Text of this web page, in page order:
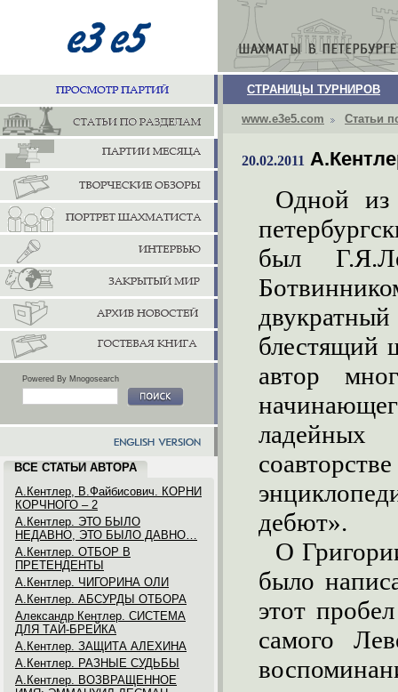
Powered By Mnogosearch
ВСЕ СТАТЬИ АВТОРА
А.Кентлер, В.Файбисович. КОРНИ
КОРЧНОГО – 2
А.Кентлер. ЭТО БЫЛО
НЕДАВНО, ЭТО БЫЛО ДАВНО…
А.Кентлер. ОТБОР В
ПРЕТЕНДЕНТЫ
А.Кентлер. ЧИГОРИНА ОЛИ
А.Кентлер. АБСУРДЫ ОТБОРА
Александр Кентлер. СИСТЕМА
ДЛЯ ТАЙ-БРЕЙКА
А.Кентлер. ЗАЩИТА АЛЕХИНА
А.Кентлер. РАЗНЫЕ СУДЬБЫ
А.Кентлер. ВОЗВРАЩЕННОЕ
СТРАНИЦЫ ТУРНИРОВ
www.e3e5.com Статьи
20.02.2011
Одной из
был
блестящий
автор
дебют».
О
было
этот
самого